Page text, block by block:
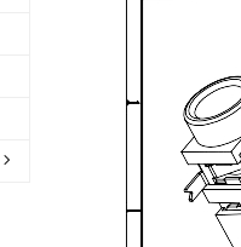
ꁇ